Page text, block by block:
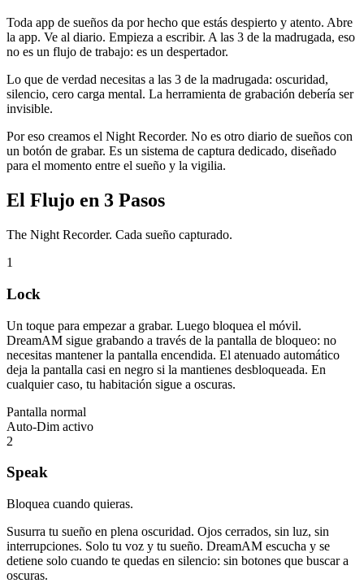
Toda app de sueños da por hecho que estás despierto y atento. Abre
la app. Ve al diario. Empieza a escribir. A las 3 de la madrugada, eso
no es un flujo de trabajo: es un despertador.
Lo que de verdad necesitas a las 3 de la madrugada: oscuridad,
silencio, cero carga mental. La herramienta de grabación debería ser
invisible.
Por eso creamos el Night Recorder. No es otro diario de sueños con
un botón de grabar. Es un sistema de captura dedicado, diseñado
para el momento entre el sueño y la vigilia.
El Flujo en 3 Pasos
The Night Recorder. Cada sueño capturado.
1
Lock
Un toque para empezar a grabar. Luego bloquea el móvil.
DreamAM sigue grabando a través de la pantalla de bloqueo: no
necesitas mantener la pantalla encendida. El atenuado automático
deja la pantalla casi en negro si la mantienes desbloqueada. En
cualquier caso, tu habitación sigue a oscuras.
Pantalla normal
Auto-Dim activo
2
Speak
Bloquea cuando quieras.
Susurra tu sueño en plena oscuridad. Ojos cerrados, sin luz, sin
interrupciones. Solo tu voz y tu sueño. DreamAM escucha y se
detiene solo cuando te quedas en silencio: sin botones que buscar a
oscuras.